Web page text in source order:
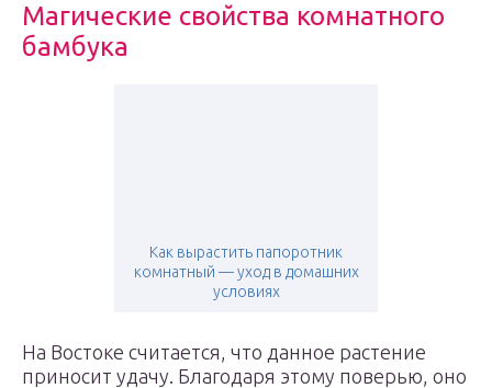
Магические свойства комнатного
бамбука
Как вырастить папоротник
комнатный — уход в домашних
условиях
На Востоке считается, что данное растение
приносит удачу. Благодаря этому поверью, оно